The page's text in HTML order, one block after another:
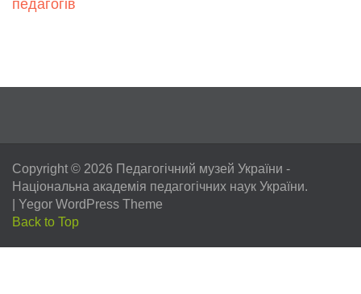
педагогів
Copyright © 2026 Педагогічний музей України -
Національна академія педагогічних наук України.
Yegor WordPress Theme
Back to Top